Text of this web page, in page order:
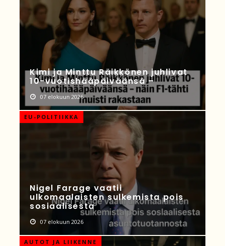
Kimi ja Minttu Räikkönen juhlivat
10-vuotishääpäiväänsä –
07 elokuun 2026
EU-POLITIIKKA
Nigel Farage vaatii
ulkomaalaisten sulkemista pois
sosiaalisesta
07 elokuun 2026
AUTOT JA LIIKENNE